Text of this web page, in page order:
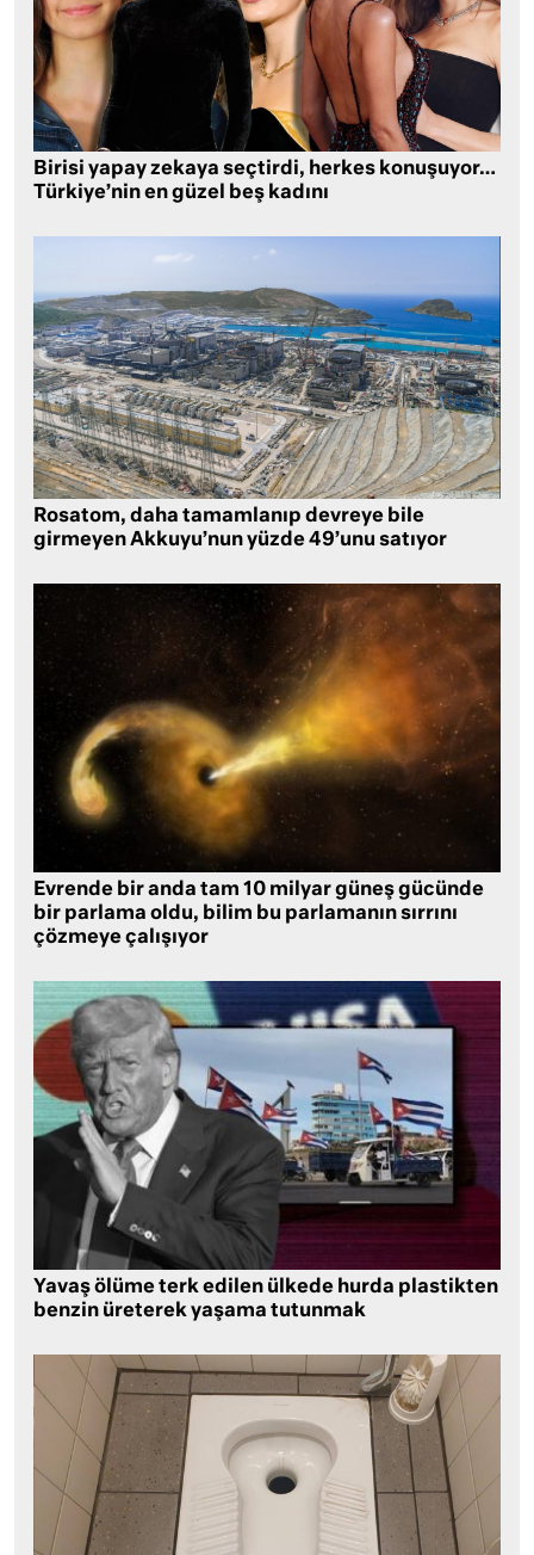
Birisi yapay zekaya seçtirdi, herkes konuşuyor…
Türkiye’nin en güzel beş kadını
Rosatom, daha tamamlanıp devreye bile
girmeyen Akkuyu’nun yüzde 49’unu satıyor
Evrende bir anda tam 10 milyar güneş gücünde
bir parlama oldu, bilim bu parlamanın sırrını
çözmeye çalışıyor
Yavaş ölüme terk edilen ülkede hurda plastikten
benzin üreterek yaşama tutunmak